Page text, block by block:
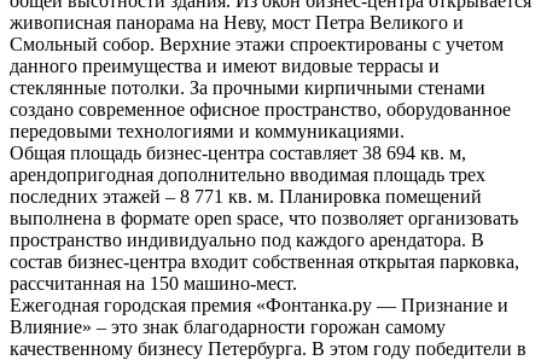
живописная панорама на Неву, мост Петра Великого и
Смольный собор. Верхние этажи спроектированы с учетом
данного преимущества и имеют видовые террасы и
стеклянные потолки. За прочными кирпичными стенами
создано современное офисное пространство, оборудованное
передовыми технологиями и коммуникациями.
Общая площадь бизнес-центра составляет 38 694 кв. м,
арендопригодная дополнительно вводимая площадь трех
последних этажей – 8 771 кв. м. Планировка помещений
выполнена в формате open space, что позволяет организовать
пространство индивидуально под каждого арендатора. В
состав бизнес-центра входит собственная открытая парковка,
рассчитанная на 150 машино-мест.
Ежегодная городская премия «Фонтанка.ру — Признание и
Влияние» – это знак благодарности горожан самому
качественному бизнесу Петербурга. В этом году победители в